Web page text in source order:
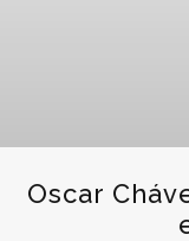
Oscar